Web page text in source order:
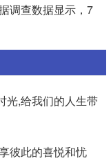
调查数据显示，7
光,给我们的人生带
彼此的喜悦和忧